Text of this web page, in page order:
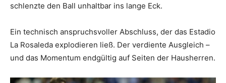
schlenzte den Ball unhaltbar ins lange Eck.
Ein technisch anspruchsvoller Abschluss, der das Estadio
La Rosaleda explodieren ließ. Der verdiente Ausgleich –
und das Momentum endgültig auf Seiten der Hausherren.